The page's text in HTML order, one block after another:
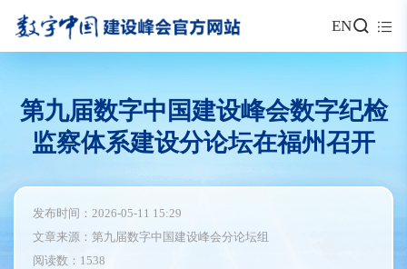
EN
第九届数字中国建设峰会数字纪检
监察体系建设分论坛在福州召开
发布时间：2026-05-11 15:29
文章来源：第九届数字中国建设峰会分论坛组
阅读数：1538